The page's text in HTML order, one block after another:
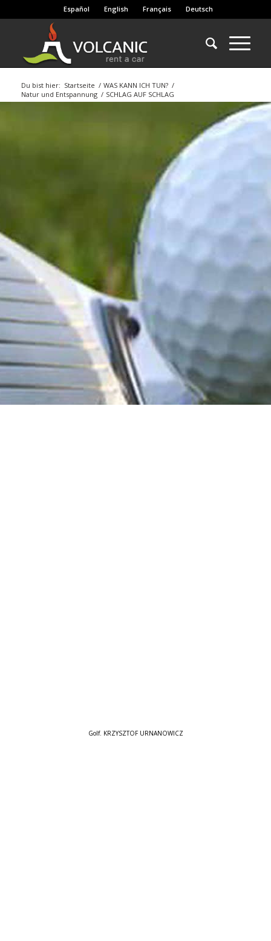
Español English Français Deutsch
Du bist hier: Startseite / WAS KANN ICH TUN? /
Natur und Entspannung / SCHLAG AUF SCHLAG
Golf. KRZYSZTOF URNANOWICZ